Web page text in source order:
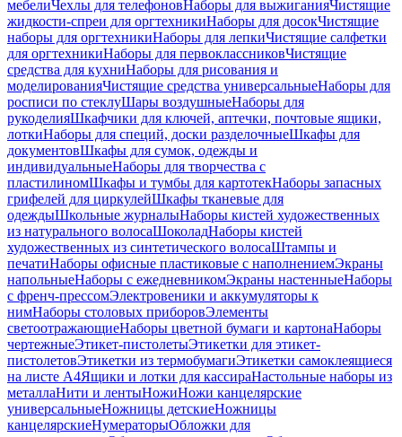
мебелиЧехлы для телефоновНаборы для выжиганияЧистящие
жидкости-спреи для оргтехникиНаборы для досокЧистящие
наборы для оргтехникиНаборы для лепкиЧистящие салфетки
для оргтехникиНаборы для первоклассниковЧистящие
средства для кухниНаборы для рисования и
моделированияЧистящие средства универсальныеНаборы для
росписи по стеклуШары воздушныеНаборы для
рукоделияШкафчики для ключей, аптечки, почтовые ящики,
лоткиНаборы для специй, доски разделочныеШкафы для
документовШкафы для сумок, одежды и
индивидуальныеНаборы для творчества с
пластилиномШкафы и тумбы для картотекНаборы запасных
грифелей для циркулейШкафы тканевые для
одеждыШкольные журналыНаборы кистей художественных
из натурального волосаШоколадНаборы кистей
художественных из синтетического волосаШтампы и
печатиНаборы офисные пластиковые с наполнениемЭкраны
напольныеНаборы с ежедневникомЭкраны настенныеНаборы
с френч-прессомЭлектровеники и аккумуляторы к
нимНаборы столовых приборовЭлементы
светоотражающиеНаборы цветной бумаги и картонаНаборы
чертежныеЭтикет-пистолетыЭтикетки для этикет-
пистолетовЭтикетки из термобумагиЭтикетки самоклеящиеся
на листе А4Ящики и лотки для кассираНастольные наборы из
металлаНити и лентыНожиНожи канцелярские
универсальныеНожницы детскиеНожницы
канцелярскиеНумераторыОбложки для